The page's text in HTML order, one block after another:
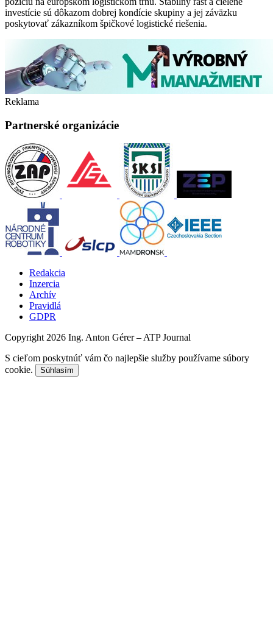
investície sú dôkazom dobrej kondície skupiny a jej záväzku
poskytovať zákazníkom špičkové logistické riešenia.
Reklama
Partnerské organizácie
Redakcia
Inzercia
Archív
Pravidlá
GDPR
Copyright 2026 Ing. Anton Gérer – ATP Journal
S cieľom poskytnúť vám čo najlepšie služby používame súbory
cookie.
Súhlasím